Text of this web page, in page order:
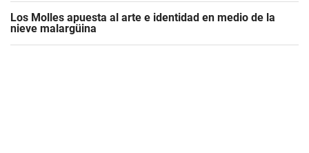
Los Molles apuesta al arte e identidad en medio de la
nieve malargüina